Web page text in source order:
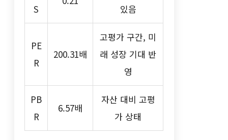
S
있음
PE
R
200.31배
고평가 구간, 미
래 성장 기대 반
영
PB
R
6.57배
자산 대비 고평
가 상태